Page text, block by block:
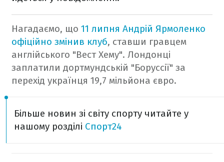
Нагадаємо, що 11 липня Андрій Ярмоленко
офіційно змінив клуб, ставши гравцем
англійського "Вест Хему". Лондонці
заплатили дортмундській "Боруссії" за
перехід українця 19,7 мільйона євро.
Більше новин зі світу спорту читайте у
нашому розділі Спорт24